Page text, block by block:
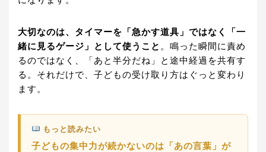
大切なのは、タイマーを「急かす道具」ではなく「一
緒に見るゲージ」として使うこと 。鳴った瞬間に責め
るのではなく、「あと半分だね」と途中経過を共有す
る。それだけで、子どもの受け取り方はぐっと変わり
ます。
もっと読みたい
子どもの集中力が続かないのは「あの言葉」が